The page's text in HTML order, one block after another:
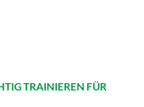
TRAINIEREN FÜR